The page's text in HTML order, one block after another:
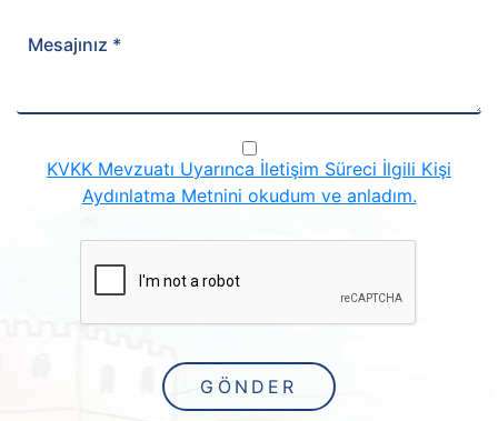
Mesajınız *
KVKK Mevzuatı Uyarınca İletişim Süreci İlgili Kişi
Aydınlatma Metnini okudum ve anladım.
GÖNDER